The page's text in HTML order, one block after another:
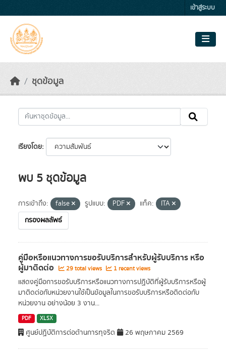
เข้าสู่ระบบ
ชุดข้อมูล
เรียงโดย
พบ 5 ชุดข้อมูล
การเข้าถึง: false รูปแบบ: PDF แท็ค:
ITA
กรองผลลัพธ์
คู่มือหรือแนวทางการขอรับบริการสำหรับผู้รับบริการ หรือ
ผู้มาติดต่อ 29 total views 1 recent views
แสดงคู่มือการขอรับบริการหรือแนวทางการปฏิบัติที่ผู้รับบริการหรือผู้
มาติดต่อกับหน่วยงานใช้เป็นข้อมูลในการขอรับบริการหรือติดต่อกับ
หน่วยงาน อย่างน้อย 3 งาน...
PDF XLSX
ศูนย์ปฏิบัติการต่อต้านการทุจริต 26 พฤษภาคม 2569